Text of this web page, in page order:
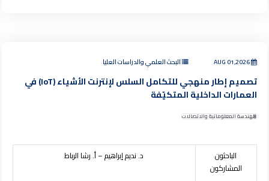
AUG 01,2026 البحث العلمي والدراسات العليا
تصميم إطار منهجي للتكامل السلس لإنترنت الأشياء (IoT) في
العمارات الداخلية المتكيّفة
الهندسة المعلوماتية والاتصالات
الباحثون
المشاركون
د. نديم إبراهيم – أ. رشا الرباط